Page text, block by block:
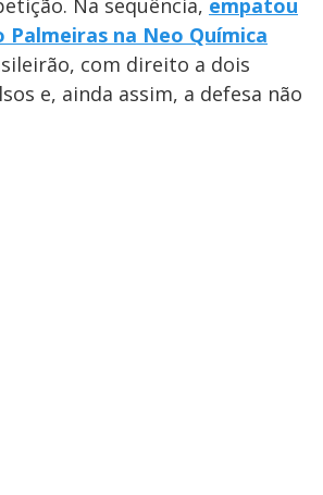
Na sequência, empatou
Palmeiras na Neo Química
com direito a dois
e, ainda assim, a defesa não